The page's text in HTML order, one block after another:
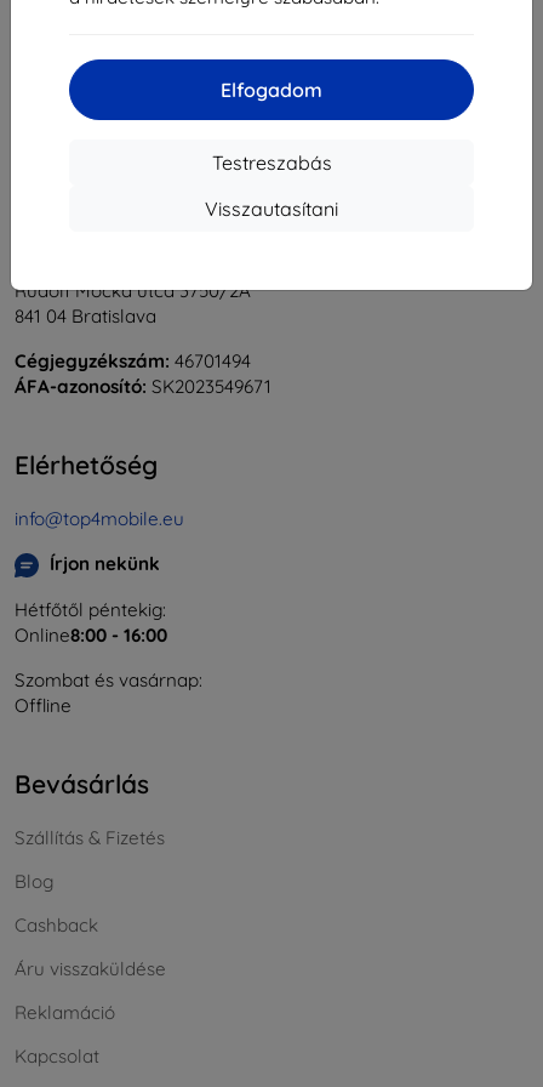
Elfogadom
Testreszabás
Visszautasítani
« 1
Rudolf Mocka utca 3750/2A
841 04 Bratislava
Cégjegyzékszám: 46701494
ÁFA-azonosító: SK2023549671
Elérhetőség
info@top4mobile.eu
Írjon nekünk
Hétfőtől péntekig:
Online8:00 - 16:00
Szombat és vasárnap:
Offline
Bevásárlás
Szállítás & Fizetés
Blog
Cashback
Áru visszaküldése
Reklamáció
Kapcsolat